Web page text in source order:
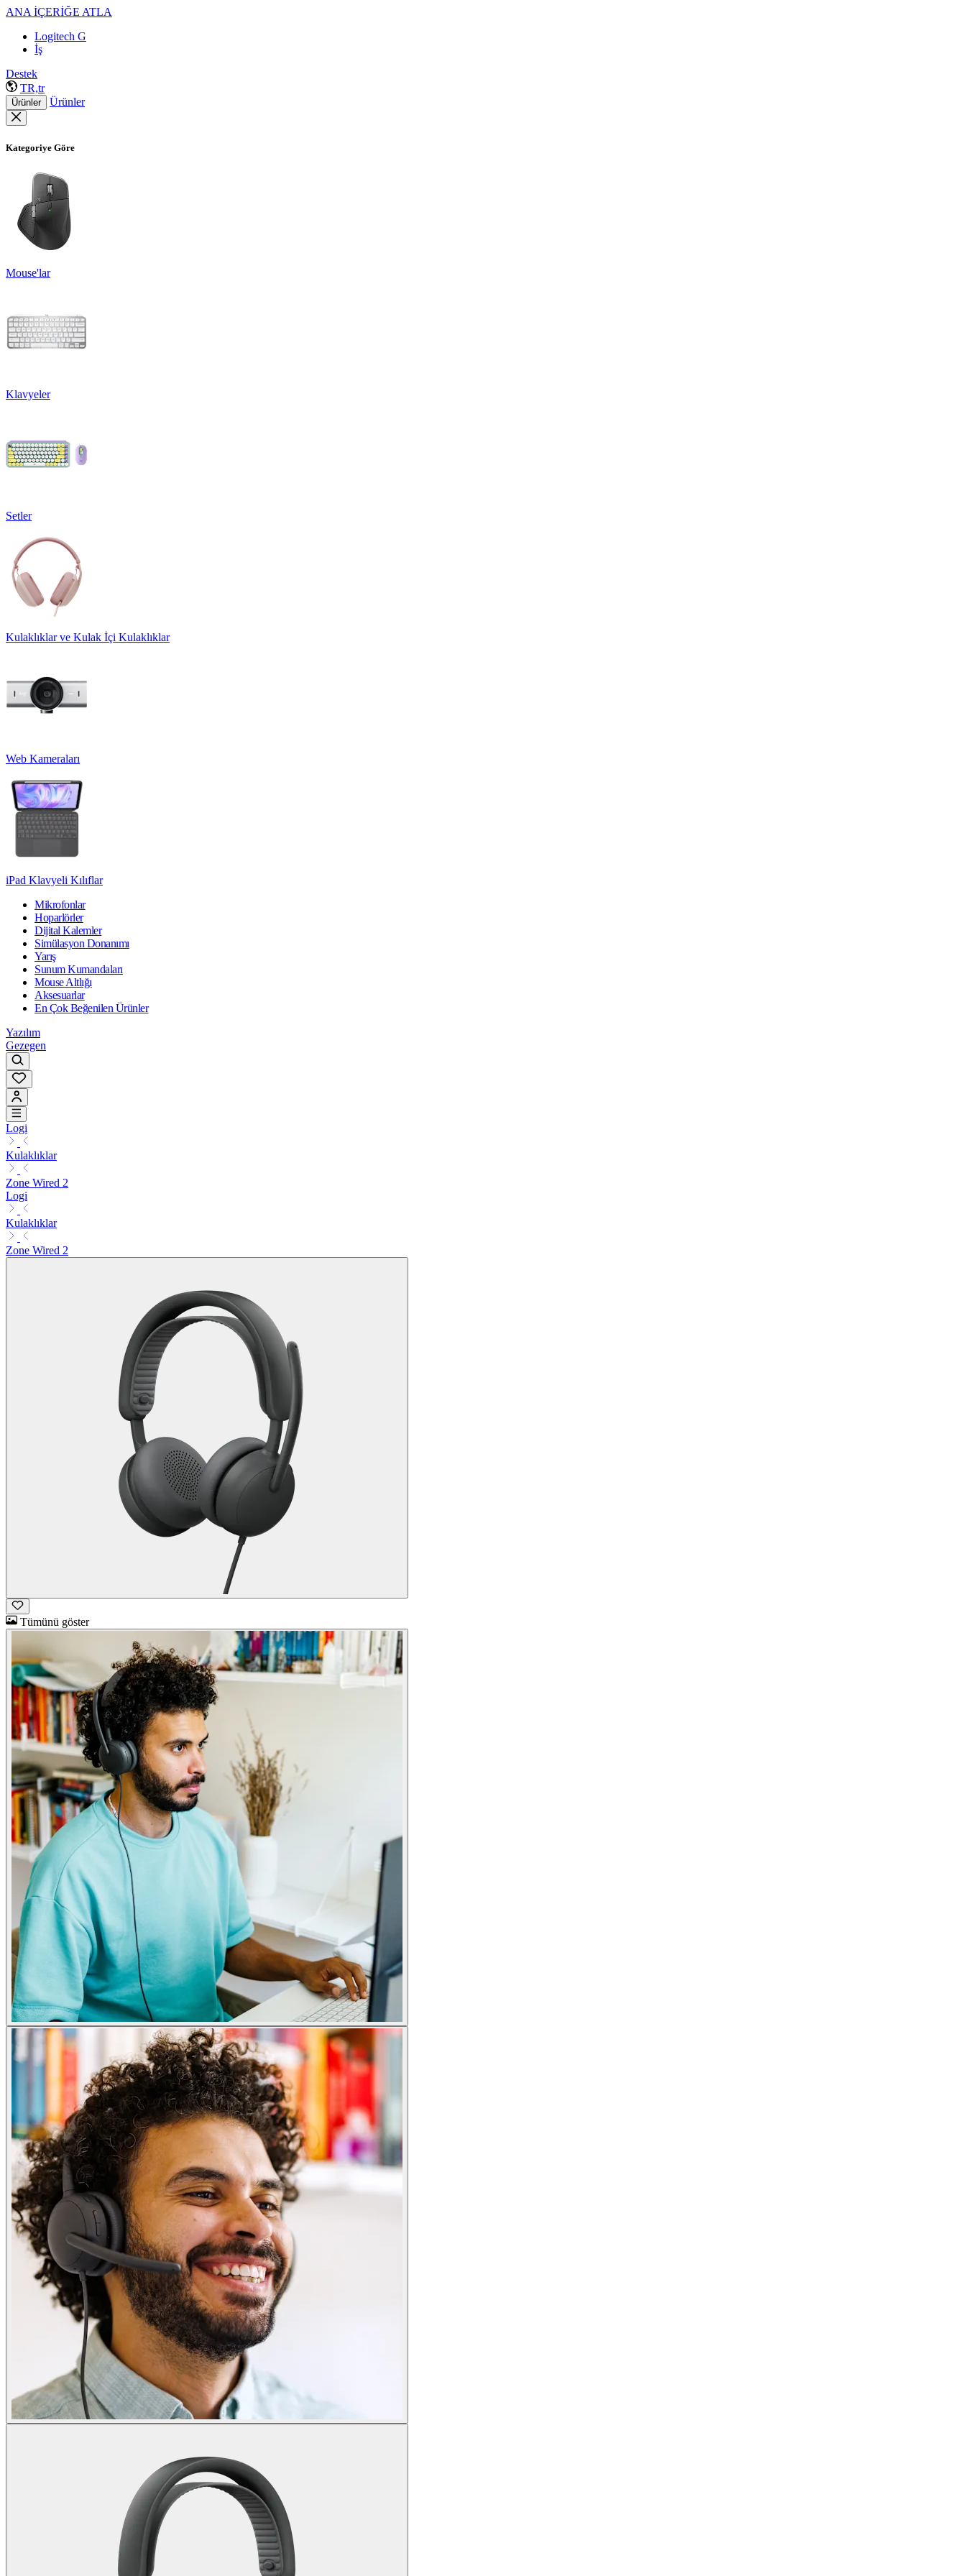
ANA İÇERİĞE ATLA
Logitech G
İş
Destek
TR,tr
Ürünler Ürünler
Kategoriye Göre
Mouse'lar
Klavyeler
Setler
Kulaklıklar ve Kulak İçi Kulaklıklar
Web Kameraları
iPad Klavyeli Kılıflar
Mikrofonlar
Hoparlörler
Dijital Kalemler
Simülasyon Donanımı
Yarış
Sunum Kumandaları
Mouse Altlığı
Aksesuarlar
En Çok Beğenilen Ürünler
Yazılım
Gezegen
Logi
Kulaklıklar
Zone Wired 2
Logi
Kulaklıklar
Zone Wired 2
Tümünü göster